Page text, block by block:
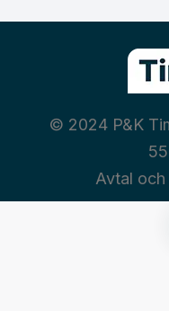
© 2024 P&K
Avtal